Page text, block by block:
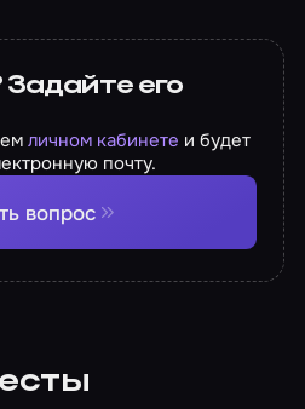
Задайте его
личном кабинете и будет
почту.
вопрос